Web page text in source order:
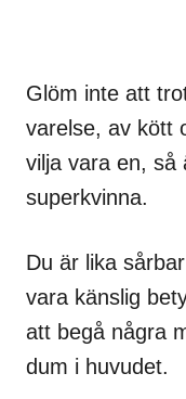
Glöm inte att
varelse, av kött
vilja vara en, så
superkvinna.
Du är lika
vara känslig
att begå några
dum i huvudet.